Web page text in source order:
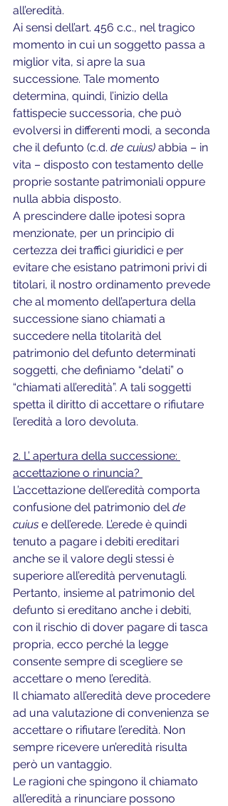
all’eredità.
Ai sensi dell’art. 456 c.c., nel tragico
momento in cui un soggetto passa a
miglior vita, si apre la sua
successione. Tale momento
determina, quindi, l’inizio della
fattispecie successoria, che può
evolversi in differenti modi, a seconda
che il defunto (c.d. de cuius) abbia – in
vita – disposto con testamento delle
proprie sostante patrimoniali oppure
nulla abbia disposto.
A prescindere dalle ipotesi sopra
menzionate, per un principio di
certezza dei traffici giuridici e per
evitare che esistano patrimoni privi di
titolari, il nostro ordinamento prevede
che al momento dell’apertura della
successione siano chiamati a
succedere nella titolarità del
patrimonio del defunto determinati
soggetti, che definiamo “delati” o
“chiamati all’eredità”. A tali soggetti
spetta il diritto di accettare o rifiutare
l’eredità a loro devoluta.
2. L’ apertura della successione:
accettazione o rinuncia?
L’accettazione dell’eredità comporta
confusione del patrimonio del de
cuius e dell’erede. L’erede è quindi
tenuto a pagare i debiti ereditari
anche se il valore degli stessi è
superiore all’eredità pervenutagli.
Pertanto, insieme al patrimonio del
defunto si ereditano anche i debiti,
con il rischio di dover pagare di tasca
propria, ecco perché la legge
consente sempre di scegliere se
accettare o meno l’eredità.
Il chiamato all’eredità deve procedere
ad una valutazione di convenienza se
accettare o rifiutare l’eredità. Non
sempre ricevere un’eredità risulta
però un vantaggio.
Le ragioni che spingono il chiamato
all’eredità a rinunciare possono